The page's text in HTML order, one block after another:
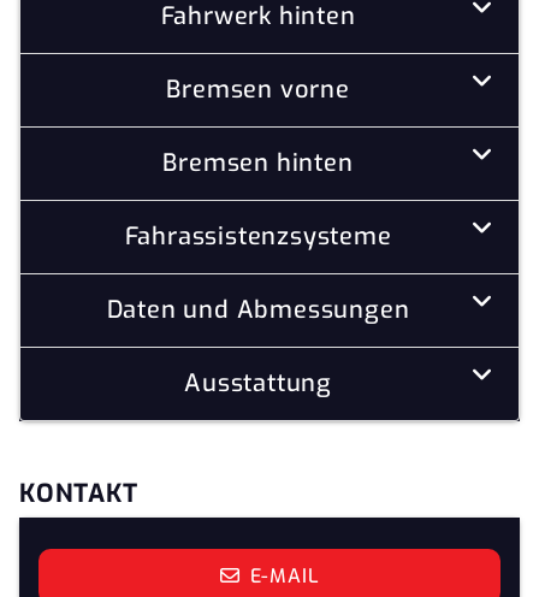
Fahrwerk hinten
Bremsen vorne
Bremsen hinten
Fahrassistenzsysteme
Daten und Abmessungen
Ausstattung
KONTAKT
E-MAIL